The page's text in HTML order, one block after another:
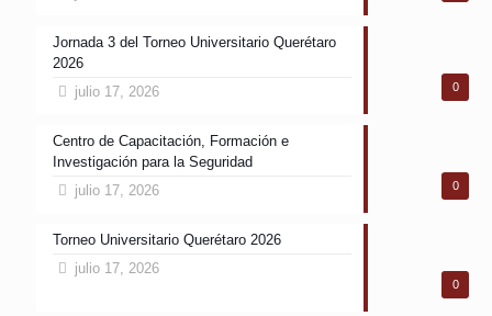
0
Jornada 3 del Torneo Universitario Querétaro
2026
julio 17, 2026
0
Centro de Capacitación, Formación e
Investigación para la Seguridad
julio 17, 2026
0
Torneo Universitario Querétaro 2026
julio 17, 2026